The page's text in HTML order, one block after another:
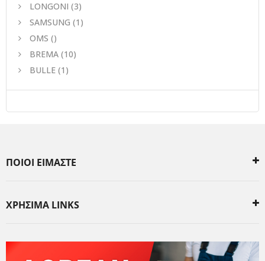
LONGONI (3)
SAMSUNG (1)
OMS ()
BREMA (10)
BULLE (1)
ΠΟΙΟΙ ΕΙΜΑΣΤΕ
ΧΡΗΣΙΜΑ LINKS